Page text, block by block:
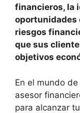
financieros, la
oportunidades
riesgos
que sus
objetivos
En el mundo
asesor
para alcanzar